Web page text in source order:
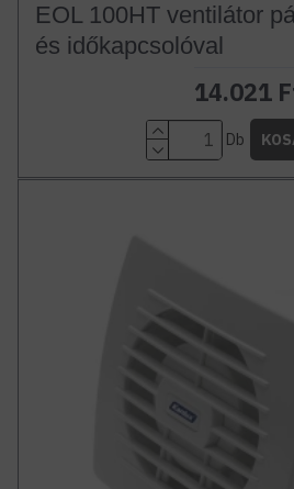
EOL 100HT ventilátor
és időkapcsolóval
14.021
Db